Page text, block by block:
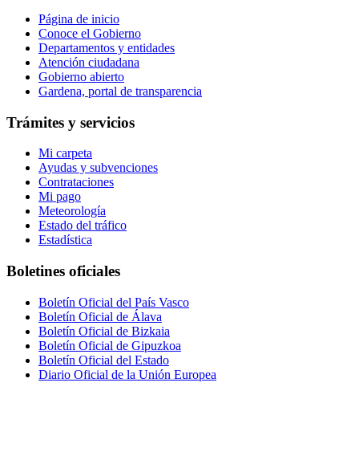
Página de inicio
Conoce el Gobierno
Departamentos y entidades
Atención ciudadana
Gobierno abierto
Gardena, portal de transparencia
Trámites y servicios
Mi carpeta
Ayudas y subvenciones
Contrataciones
Mi pago
Meteorología
Estado del tráfico
Estadística
Boletines oficiales
Boletín Oficial del País Vasco
Boletín Oficial de Álava
Boletín Oficial de Bizkaia
Boletín Oficial de Gipuzkoa
Boletín Oficial del Estado
Diario Oficial de la Unión Europea